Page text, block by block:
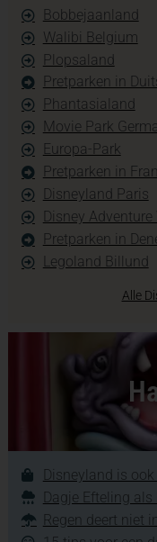
Bobbejaanland
Walibi Belgium
Plopsaland
Pretparken in
Phantasialand
Movie Park
Europa-Park
Pretparken in
Disneyland Paris
Disney Adventure
Pretparken in
Legoland Billund
Alle
Disneyland is
Dagje Efteling als
Regen deert niet